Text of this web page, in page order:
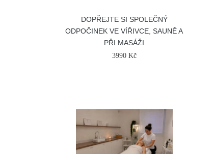
DOPŘEJTE SI SPOLEČNÝ
ODPOČINEK VE VÍŘIVCE, SAUNĚ A
PŘI MASÁŽI
3990 Kč